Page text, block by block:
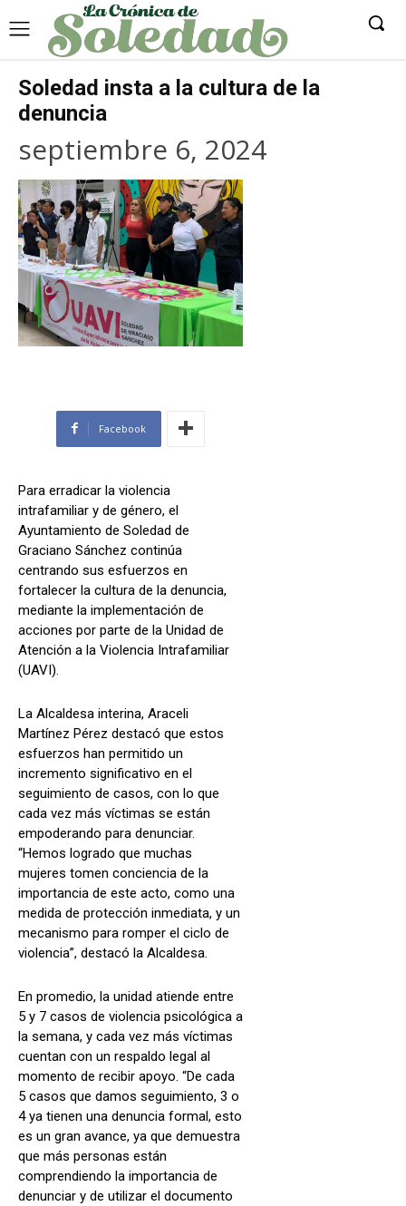
Soledad insta a la cultura de la
denuncia
septiembre 6, 2024
Facebook
Para erradicar la violencia
intrafamiliar y de género, el
Ayuntamiento de Soledad de
Graciano Sánchez continúa
centrando sus esfuerzos en
fortalecer la cultura de la denuncia,
mediante la implementación de
acciones por parte de la Unidad de
Atención a la Violencia Intrafamiliar
(UAVI).
La Alcaldesa interina, Araceli
Martínez Pérez destacó que estos
esfuerzos han permitido un
incremento significativo en el
seguimiento de casos, con lo que
cada vez más víctimas se están
empoderando para denunciar.
“Hemos logrado que muchas
mujeres tomen conciencia de la
importancia de este acto, como una
medida de protección inmediata, y un
mecanismo para romper el ciclo de
violencia”, destacó la Alcaldesa.
En promedio, la unidad atiende entre
5 y 7 casos de violencia psicológica a
la semana, y cada vez más víctimas
cuentan con un respaldo legal al
momento de recibir apoyo. “De cada
5 casos que damos seguimiento, 3 o
4 ya tienen una denuncia formal, esto
es un gran avance, ya que demuestra
que más personas están
comprendiendo la importancia de
denunciar y de utilizar el documento